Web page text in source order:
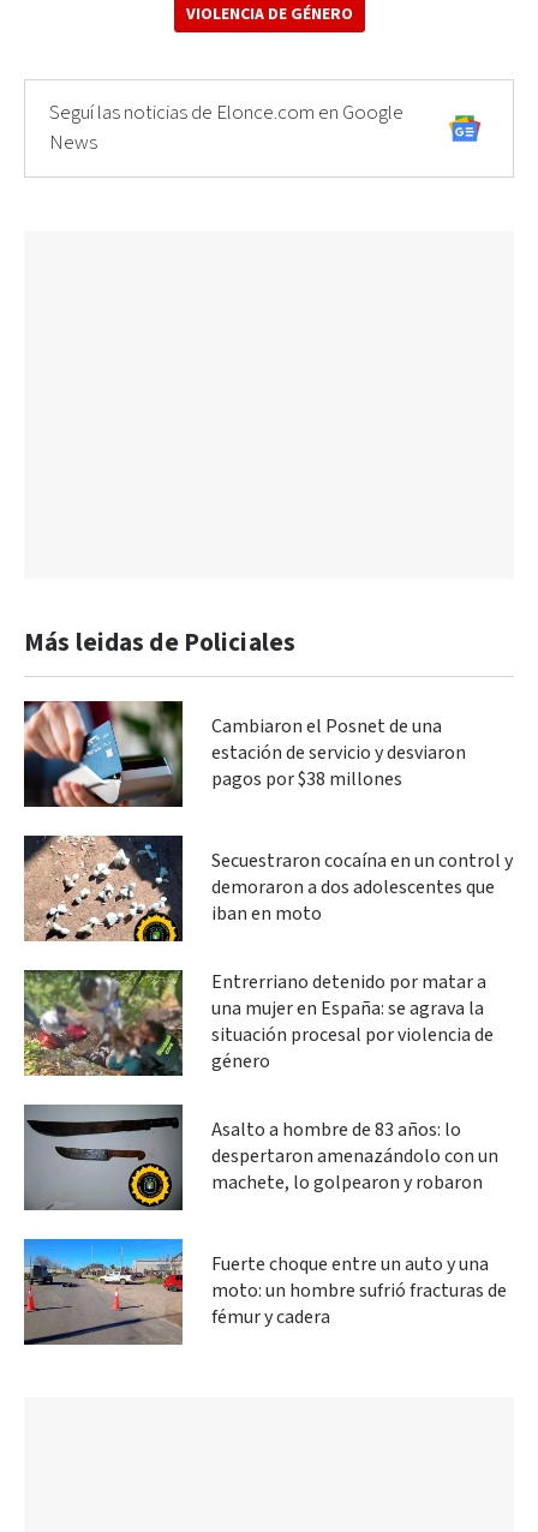
VIOLENCIA DE GÉNERO
Seguí las noticias de Elonce.com en Google
News
Más leidas de Policiales
Cambiaron el Posnet de una
estación de servicio y desviaron
pagos por $38 millones
Secuestraron cocaína en un control y
demoraron a dos adolescentes que
iban en moto
Entrerriano detenido por matar a
una mujer en España: se agrava la
situación procesal por violencia de
género
Asalto a hombre de 83 años: lo
despertaron amenazándolo con un
machete, lo golpearon y robaron
Fuerte choque entre un auto y una
moto: un hombre sufrió fracturas de
fémur y cadera